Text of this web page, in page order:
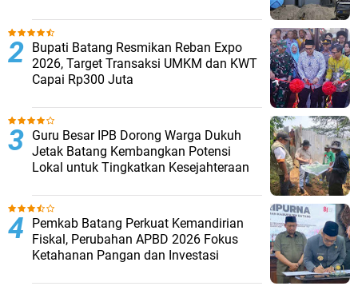
Bupati Batang Resmikan Reban Expo
2026, Target Transaksi UMKM dan KWT
Capai Rp300 Juta
Guru Besar IPB Dorong Warga Dukuh
Jetak Batang Kembangkan Potensi
Lokal untuk Tingkatkan Kesejahteraan
Pemkab Batang Perkuat Kemandirian
Fiskal, Perubahan APBD 2026 Fokus
Ketahanan Pangan dan Investasi